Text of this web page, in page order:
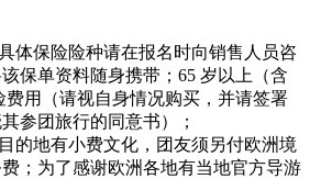
体保险险种请在报名时向销售人员咨
保单资料随身携带；65 岁以上（含
费用（请视自身情况购买，并请签署
参团旅行的同意书）；
的地有小费文化，团友须另付欧洲境
；为了感谢欧洲各地有当地官方导游